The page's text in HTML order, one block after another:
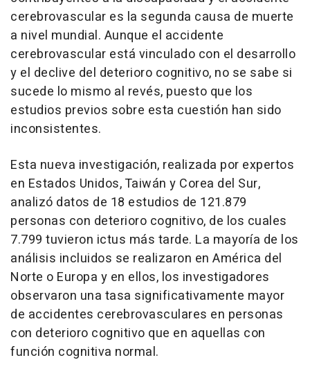
cerebrovascular es la segunda causa de muerte
a nivel mundial. Aunque el accidente
cerebrovascular está vinculado con el desarrollo
y el declive del deterioro cognitivo, no se sabe si
sucede lo mismo al revés, puesto que los
estudios previos sobre esta cuestión han sido
inconsistentes.
Esta nueva investigación, realizada por expertos
en Estados Unidos, Taiwán y Corea del Sur,
analizó datos de 18 estudios de 121.879
personas con deterioro cognitivo, de los cuales
7.799 tuvieron ictus más tarde. La mayoría de los
análisis incluidos se realizaron en América del
Norte o Europa y en ellos, los investigadores
observaron una tasa significativamente mayor
de accidentes cerebrovasculares en personas
con deterioro cognitivo que en aquellas con
función cognitiva normal.